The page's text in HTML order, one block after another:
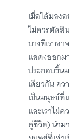
เมื่อได้มอง
ไม่ควรตัดสิ
บางทีเราอา
แสดงออกม
ประกอบขึ้น
เดียวกัน คว
เป็นมนุษย์ที่
และเราไม่
คู่ชีวิต) นำม